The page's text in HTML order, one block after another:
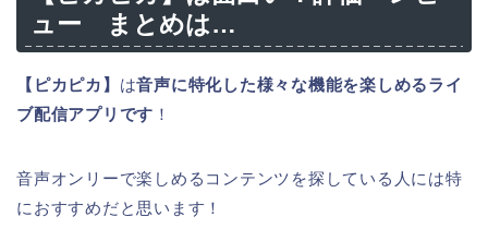
ュー まとめは…
【ピカピカ】 は音声に特化した様々な機能を楽しめるライ
ブ配信アプリです ！
音声オンリーで楽しめるコンテンツを探している人には特
におすすめだと思います！